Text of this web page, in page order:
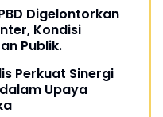
Digelontorkan
Kondisi
Publik.
Perkuat Sinergi
Upaya